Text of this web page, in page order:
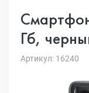
Гб,
Артикул: 16240